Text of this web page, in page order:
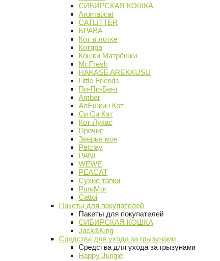
СИБИРСКАЯ КОШКА
Aromaticat
CATLITTER
БРАВА
Кот в лотке
Котяра
Кошки Матрёшки
Mr.Fresh
HAKASE AREKKUSU
Little Friends
Пи-Пи-Бент
Ambar
АлЁшкин Кот
Си Си Кэт
Кот Лукас
Прочие
Зверье мое
Petclay
PANI
WEWE
PEACAT
Сухие тапки
PureMur
Cattoi
Пакеты для покупателей
Пакеты для покупателей
СИБИРСКАЯ КОШКА
Jack&King
Средства для ухода за грызунами
Средства для ухода за грызунами
Happy Jungle